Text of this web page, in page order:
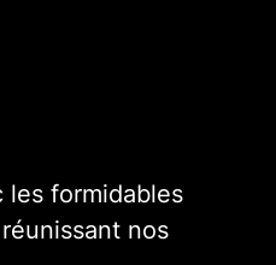
les formidables
nos